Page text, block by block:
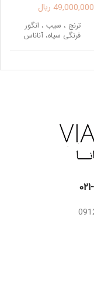
49,000,000 ریال
ترنج ، سیب ، انگور
فرنگی سیاه، آناناس
یاس، چوب درخت
درخت بلوط ، عنبر